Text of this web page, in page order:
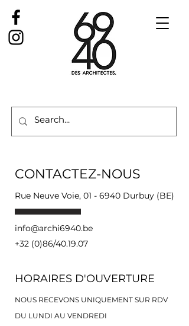
CONTACTEZ-NOUS
Rue Neuve Voie, 01 - 6940 Durbuy (BE)
info@archi6940.be
+32 (0)86/40.19.07
HORAIRES D'OUVERTURE
NOUS RECEVONS UNIQUEMENT SUR RDV
DU LUNDI AU VENDREDI